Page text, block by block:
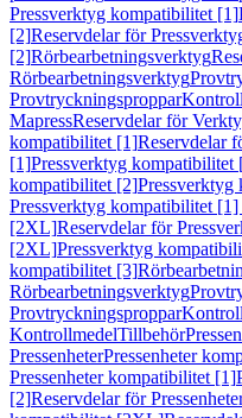
Pressverktyg kompatibilitet [1]
[2]Reservdelar för
[2]Rörbearbetningsverktyg
Rörbearbetningsverktyg
Provtryckningsproppar
MapressReservdelar för
kompatibilitet [1]Reservdelar
[1]Pressverktyg kompatibilitet
kompatibilitet [2]
Pressverktyg kompatibilitet
[2XL]Reservdelar för
[2XL]Pressverktyg
kompatibilitet [3]
Rörbearbetningsverktyg
Provtryckningsproppar
KontrollmedelTillbehör
PressenheterPressenheter
Pressenheter kompatibilitet [1]
[2]Reservdelar för